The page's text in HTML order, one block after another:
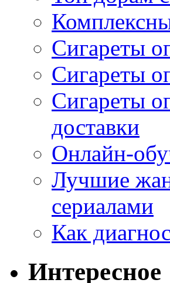
Сигареты
Сигареты
Сигареты
доставки
Онлайн-
Лучшие
сериалами
Как
Интересное